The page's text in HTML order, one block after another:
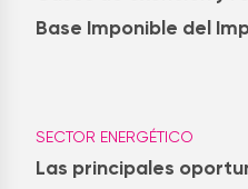
Base Imponible del
SECTOR ENERGÉTICO
Las principales